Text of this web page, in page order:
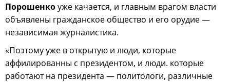
Порошенкоуже качается, и главным врагом власти
объявлены гражданское общество и его орудие —
независимая журналистика.
«Поэтому уже в открытую и люди, которые
аффилированны с президентом, и люди. которые
работают на президента — политологи, различные